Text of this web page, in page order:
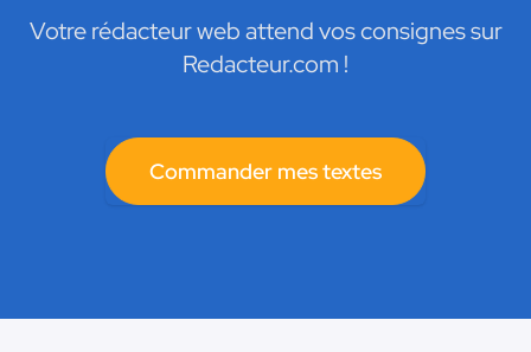
Votre rédacteur web attend vos consignes sur
Redacteur.com !
Commander mes textes